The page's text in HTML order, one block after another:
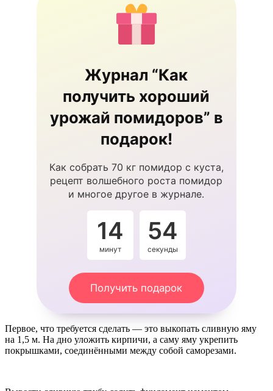
Журнал “Как
получить хороший
урожай помидоров” в
подарок!
Как собрать 70 кг помидор с куста,
рецепт волшебного роста помидор
и многое другое в журнале.
14
минут
53
секунды
Получить подарок
Первое, что требуется сделать — это выкопать сливную яму
на 1,5 м. На дно уложить кирпичи, а саму яму укрепить
покрышками, соединёнными между собой саморезами.